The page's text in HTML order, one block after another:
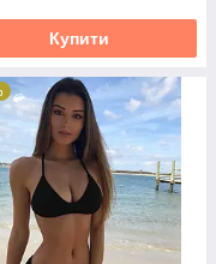
Купити